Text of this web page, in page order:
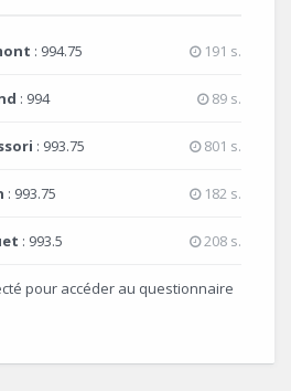
: 994.75 191 s.
: 994 89 s.
: 993.75 801 s.
: 993.75 182 s.
: 993.5 208 s.
pour accéder au questionnaire